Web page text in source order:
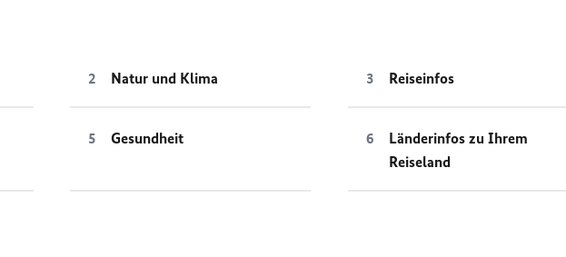
Natur und Klima Reiseinfos
Gesundheit
Länderinfos zu Ihrem
Reiseland